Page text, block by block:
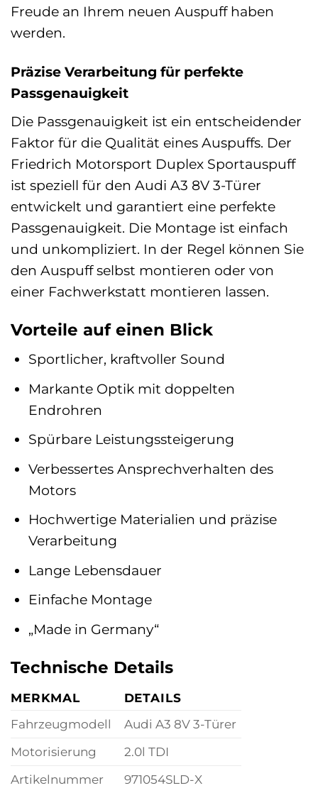
Freude an Ihrem neuen Auspuff haben
werden.
Präzise Verarbeitung für perfekte
Passgenauigkeit
Die Passgenauigkeit ist ein entscheidender
Faktor für die Qualität eines Auspuffs. Der
Friedrich Motorsport Duplex Sportauspuff
ist speziell für den Audi A3 8V 3-Türer
entwickelt und garantiert eine perfekte
Passgenauigkeit. Die Montage ist einfach
und unkompliziert. In der Regel können Sie
den Auspuff selbst montieren oder von
einer Fachwerkstatt montieren lassen.
Vorteile auf einen Blick
Sportlicher, kraftvoller Sound
Markante Optik mit doppelten
Endrohren
Spürbare Leistungssteigerung
Verbessertes Ansprechverhalten des
Motors
Hochwertige Materialien und präzise
Verarbeitung
Lange Lebensdauer
Einfache Montage
„Made in Germany“
Technische Details
MERKMAL
DETAILS
Fahrzeugmodell
Audi A3 8V 3-Türer
Motorisierung
2.0l TDI
Artikelnummer
971054SLD-X